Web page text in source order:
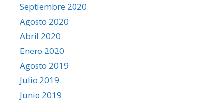
Septiembre 2020
Agosto 2020
Abril 2020
Enero 2020
Agosto 2019
Julio 2019
Junio 2019